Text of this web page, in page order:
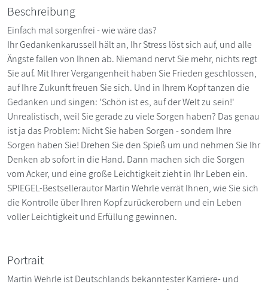
Beschreibung
Einfach mal sorgenfrei - wie wäre das?
Ihr Gedankenkarussell hält an, Ihr Stress löst sich auf, und alle
Ängste fallen von Ihnen ab. Niemand nervt Sie mehr, nichts regt
Sie auf. Mit Ihrer Vergangenheit haben Sie Frieden geschlossen,
auf Ihre Zukunft freuen Sie sich. Und in Ihrem Kopf tanzen die
Gedanken und singen: 'Schön ist es, auf der Welt zu sein!'
Unrealistisch, weil Sie gerade zu viele Sorgen haben? Das genau
ist ja das Problem: Nicht Sie haben Sorgen - sondern Ihre
Sorgen haben Sie! Drehen Sie den Spieß um und nehmen Sie Ihr
Denken ab sofort in die Hand. Dann machen sich die Sorgen
vom Acker, und eine große Leichtigkeit zieht in Ihr Leben ein.
SPIEGEL-Bestsellerautor Martin Wehrle verrät Ihnen, wie Sie sich
die Kontrolle über Ihren Kopf zurückerobern und ein Leben
voller Leichtigkeit und Erfüllung gewinnen.
Portrait
Martin Wehrle ist Deutschlands bekanntester Karriere- und